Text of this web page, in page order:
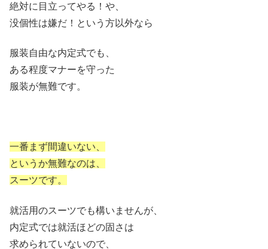
絶対に目立ってやる！や、
没個性は嫌だ！という方以外なら
服装自由な内定式でも、
ある程度マナーを守った
服装が無難です。
一番まず間違いない、
というか無難なのは、
スーツです。
就活用のスーツでも構いませんが、
内定式では就活ほどの固さは
求められていないので、